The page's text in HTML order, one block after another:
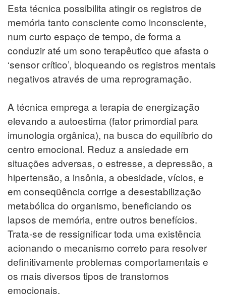
Esta técnica possibilita atingir os registros de
memória tanto consciente como inconsciente,
num curto espaço de tempo, de forma a
conduzir até um sono terapêutico que afasta o
‘sensor crítico’, bloqueando os registros mentais
negativos através de uma reprogramação.
A técnica emprega a terapia de energização
elevando a autoestima (fator primordial para
imunologia orgânica), na busca do equilíbrio do
centro emocional. Reduz a ansiedade em
situações adversas, o estresse, a depressão, a
hipertensão, a insônia, a obesidade, vícios, e
em conseqüência corrige a desestabilização
metabólica do organismo, beneficiando os
lapsos de memória, entre outros benefícios.
Trata-se de ressignificar toda uma existência
acionando o mecanismo correto para resolver
definitivamente problemas comportamentais e
os mais diversos tipos de transtornos
emocionais.